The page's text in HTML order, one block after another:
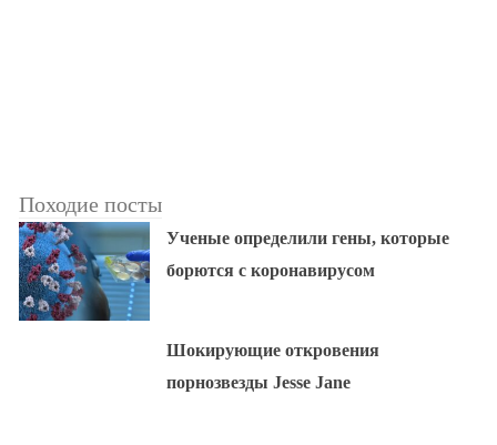
Походие посты
Ученые определили гены, которые
борются с коронавирусом
Шокирующие откровения
порнозвезды Jesse Jane